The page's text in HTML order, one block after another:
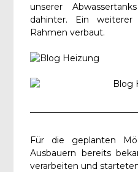
unserer
dahinter. Ein
Rahmen verbaut.
Für die geplanten
Ausbauern bereits
verarbeiten und